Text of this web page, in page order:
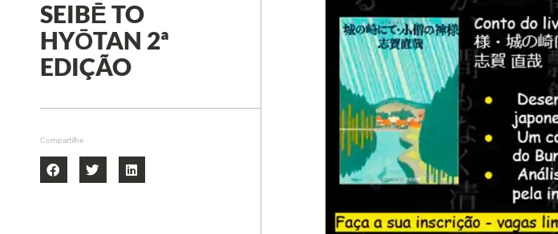
SEIBĒ TO
HYŌTAN 2ª
EDIÇÃO
Compartilhe